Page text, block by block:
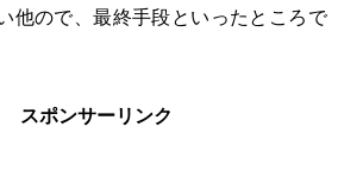
他ので、最終手段といったところで
スポンサーリンク